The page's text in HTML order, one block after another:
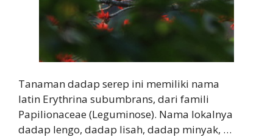
Tanaman dadap serep ini memiliki nama
latin Erythrina subumbrans, dari famili
Papilionaceae (Leguminose). Nama lokalnya
dadap lengo, dadap lisah, dadap minyak, …